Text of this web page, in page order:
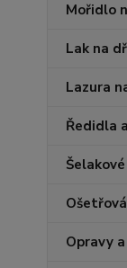
Mořidlo
Lak na
Lazura
Ředidla
Opravy